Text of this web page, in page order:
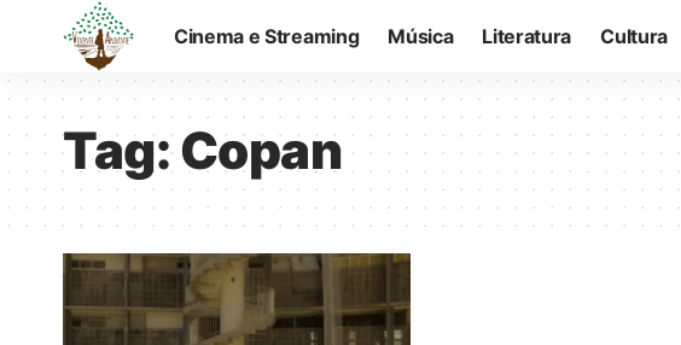
Cinema e Streaming Música Literatura Cultura
Tag:Copan